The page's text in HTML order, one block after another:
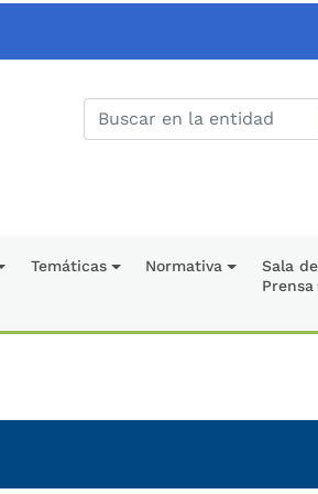
Temáticas Normativa
Sala de
Prensa